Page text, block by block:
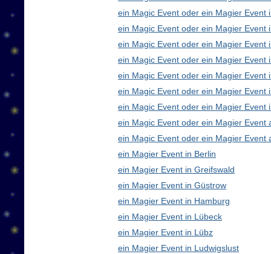
ein Magic Event oder ein Magier Event
ein Magic Event oder ein Magier Event
ein Magic Event oder ein Magier Event
ein Magic Event oder ein Magier Event
ein Magic Event oder ein Magier Event
ein Magic Event oder ein Magier Event
ein Magic Event oder ein Magier Event
ein Magic Event oder ein Magier Event
ein Magic Event oder ein Magier Event
ein Magier Event in Berlin
ein Magier Event in Greifswald
ein Magier Event in Güstrow
ein Magier Event in Hamburg
ein Magier Event in Lübeck
ein Magier Event in Lübz
ein Magier Event in Ludwigslust